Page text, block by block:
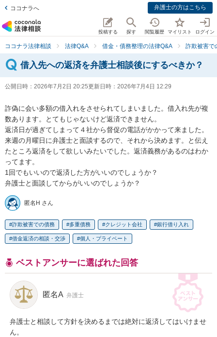
ココナラへ 弁護士の方はこちら
投稿する 探す 閲覧履歴 マイリスト ログイン
ココナラ法律相談 法律Q&A 借金・債務整理の法律Q&A 詐欺被害で
借入先への返済を弁護士相談後にするべきか？
公開日時： 2026年7月2日 20:25更新日時： 2026年7月4日 12:29
詐偽に会い多額の借入れをさせられてしまいました。借入れ先が複
数あります。とてもじゃないけど返済できません。
返済日が過ぎてしまって４社から督促の電話がかかって来ました。
来週の月曜日に弁護士と面談するので、それから決めます。と伝え
たところ返済をして欲しいみたいでした。返済義務があるのはわか
ってます。
1回でもいいので返済した方がいいのでしょうか？
弁護士と面談してからがいいのでしょうか？
匿名H さん
詐欺被害での債務 多重債務 クレジット会社 銀行借り入れ
借金返済の相談・交渉 個人・プライベート
ベストアンサーに選ばれた回答
匿名A 弁護士
弁護士と相談して方針を決めるまでは絶対に返済してはいけませ
ん。